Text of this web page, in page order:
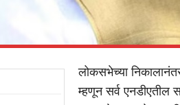
लोकसभेच्या
म्हणून सर्व एनडीएतील